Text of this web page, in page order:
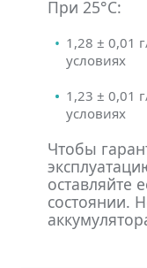
При 25°С:
1,28 ± 0,01
условиях
1,23 ± 0,01
условиях
Чтобы
оставляйте
состоянии.